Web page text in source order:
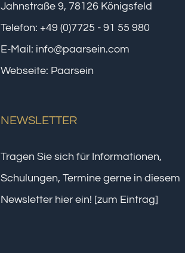
Jahnstraße 9, 78126 Königsfeld
Telefon: +49 (0)7725 - 91 55 980
E-Mail: info@paarsein.com
Webseite: Paarsein
NEWSLETTER
Tragen Sie sich für Informationen,
Schulungen, Termine gerne in diesem
Newsletter hier ein! [zum Eintrag]